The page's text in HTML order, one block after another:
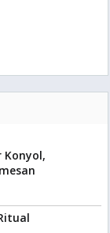
Konyol,